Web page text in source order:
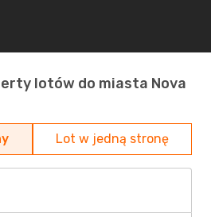
lotów do miasta Nova
Lot w jedną stronę